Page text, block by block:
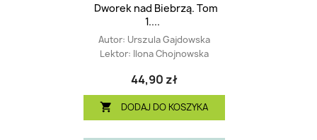
Dworek nad Biebrzą. Tom
1....
Autor: Urszula Gajdowska
Lektor: Ilona Chojnowska
44,90 zł
 DODAJ DO KOSZYKA